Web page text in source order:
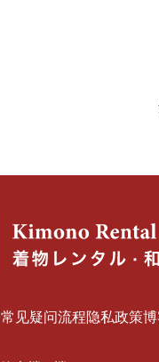
常见疑问流程隐私政策